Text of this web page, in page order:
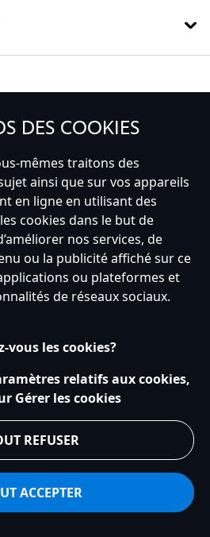
relative à la confidentialité
DES COOKIES
mêmes traitons des
ainsi que sur vos appareils
en ligne en utilisant des
cookies dans le but de
nos services, de
ou la publicité affiché sur ce
ou plateformes et
de réseaux sociaux.
vous les cookies?
relatifs aux cookies,
Gérer les cookies
REFUSER
ACCEPTER